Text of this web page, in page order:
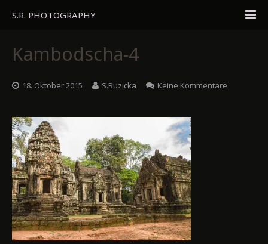
S.R. PHOTOGRAPHY
About
Blog
Gästebuch
Kambodscha-4
18. Oktober 2015 S.Ruzicka Keine Kommentare